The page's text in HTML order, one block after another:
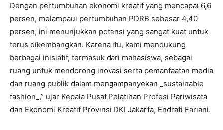
Dengan pertumbuhan ekonomi kreatif yang mencapai 6,6
persen, melampaui pertumbuhan PDRB sebesar 4,40
persen, ini menunjukkan potensi yang sangat kuat untuk
terus dikembangkan. Karena itu, kami mendukung
berbagai inisiatif, termasuk dari mahasiswa, sebagai
ruang untuk mendorong inovasi serta pemanfaatan media
dan ruang publik dalam mengampanyekan _sustainable
fashion_,” ujar Kepala Pusat Pelatihan Profesi Pariwisata
dan Ekonomi Kreatif Provinsi DKI Jakarta, Endrati Fariani.